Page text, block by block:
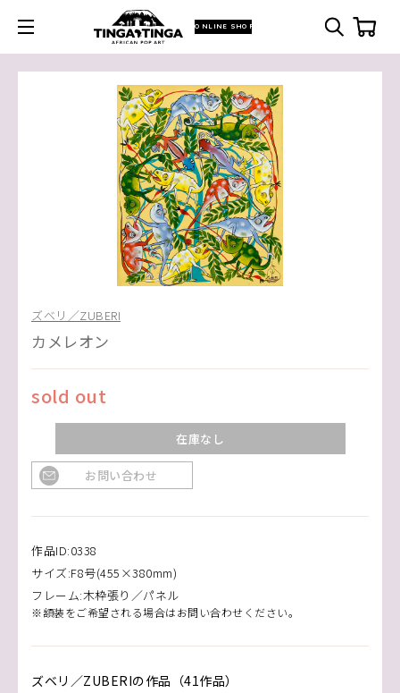
ONLINE SHOP
ズベリ／ZUBERI
カメレオン
sold out
在庫なし
お問い合わせ
作品ID:0338
サイズ:F8号(455×380mm)
フレーム:木枠張り／パネル
※額装をご希望される場合はお問い合わせください。
ズベリ／ZUBERIの作品（41作品）